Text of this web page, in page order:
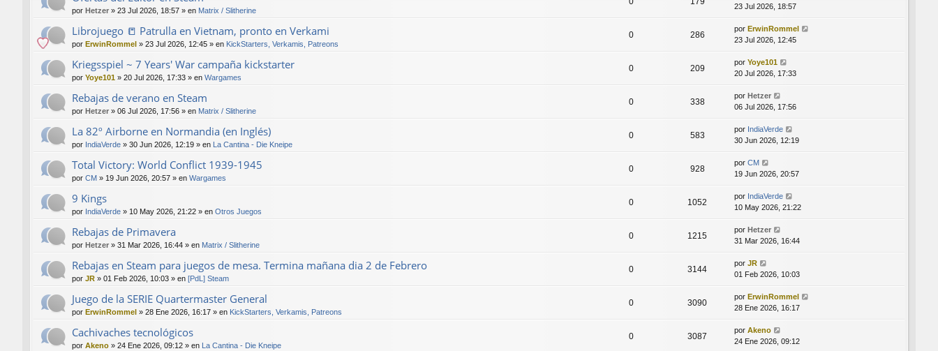
por Hetzer » 23 Jul 2026, 18:57 » en Matrix / Slitherine
23 Jul 2026, 18:57
Librojuego 📒 Patrulla en Vietnam, pronto en Verkami
por ErwinRommel » 23 Jul 2026, 12:45 » en KickStarters, Verkamis, Patreons
0 286
por ErwinRommel
23 Jul 2026, 12:45
Kriegsspiel ~ 7 Years' War campaña kickstarter
por Yoye101 » 20 Jul 2026, 17:33 » en Wargames
0 209
por Yoye101
20 Jul 2026, 17:33
Rebajas de verano en Steam
por Hetzer » 06 Jul 2026, 17:56 » en Matrix / Slitherine
0 338
por Hetzer
06 Jul 2026, 17:56
La 82º Airborne en Normandia (en Inglés)
por IndiaVerde » 30 Jun 2026, 12:19 » en La Cantina - Die Kneipe
0 583
por IndiaVerde
30 Jun 2026, 12:19
Total Victory: World Conflict 1939-1945
por CM » 19 Jun 2026, 20:57 » en Wargames
0 928
por CM
19 Jun 2026, 20:57
9 Kings
por IndiaVerde » 10 May 2026, 21:22 » en Otros Juegos
0 1052
por IndiaVerde
10 May 2026, 21:22
Rebajas de Primavera
por Hetzer » 31 Mar 2026, 16:44 » en Matrix / Slitherine
0 1215
por Hetzer
31 Mar 2026, 16:44
Rebajas en Steam para juegos de mesa. Termina mañana dia 2 de Febrero
por JR » 01 Feb 2026, 10:03 » en [PdL] Steam
0 3144
por JR
01 Feb 2026, 10:03
Juego de la SERIE Quartermaster General
por ErwinRommel » 28 Ene 2026, 16:17 » en KickStarters, Verkamis, Patreons
0 3090
por ErwinRommel
28 Ene 2026, 16:17
Cachivaches tecnológicos
por Akeno » 24 Ene 2026, 09:12 » en La Cantina - Die Kneipe
0 3087
por Akeno
24 Ene 2026, 09:12